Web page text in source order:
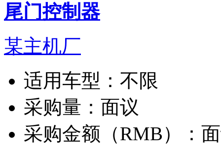
尾门控制器
某主机厂
适用车型： 不限
采购量： 面议
采购金额（RMB）：